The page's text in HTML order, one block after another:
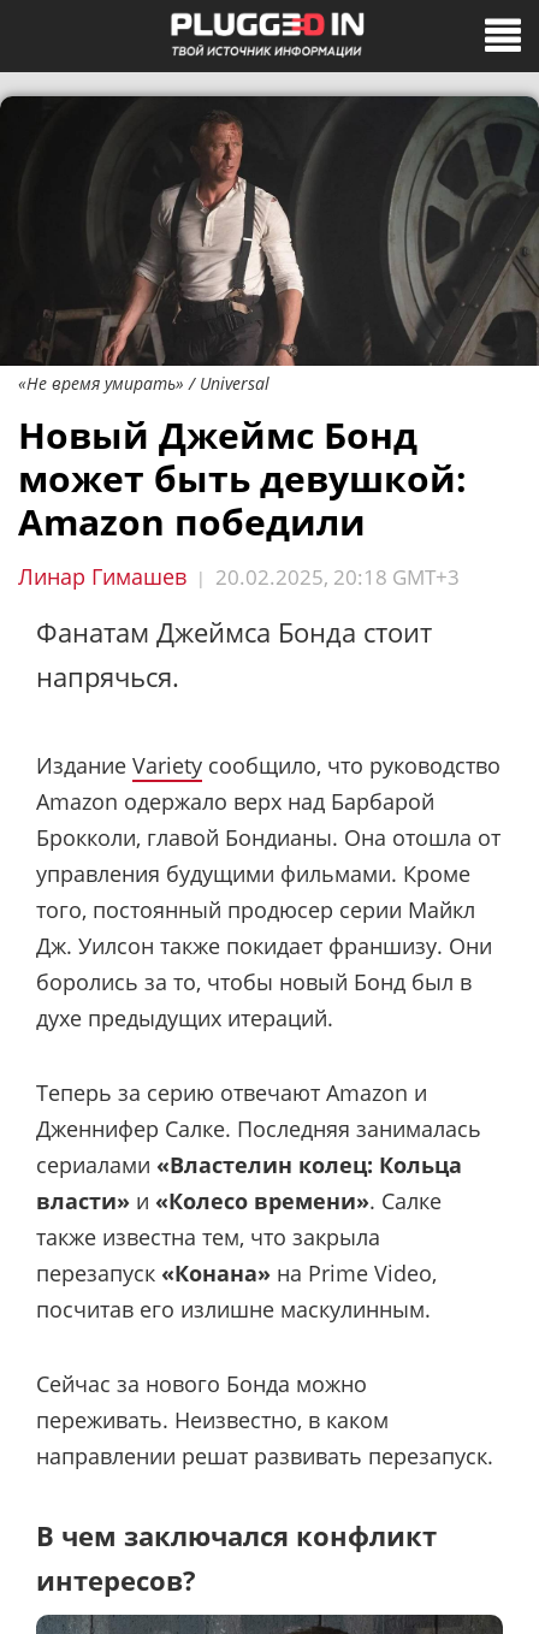
«Не время умирать» / Universal
Новый Джеймс Бонд
может быть девушкой:
Amazon победили
Линар Гимашев | 20.02.2025, 20:18 GMT+3
Фанатам Джеймса Бонда стоит
напрячься.
Издание Variety сообщило, что руководство
Amazon одержало верх над Барбарой
Брокколи, главой Бондианы. Она отошла от
управления будущими фильмами. Кроме
того, постоянный продюсер серии Майкл
Дж. Уилсон также покидает франшизу. Они
боролись за то, чтобы новый Бонд был в
духе предыдущих итераций.
Теперь за серию отвечают Amazon и
Дженнифер Салке. Последняя занималась
сериалами «Властелин колец: Кольца
власти» и «Колесо времени». Салке
также известна тем, что закрыла
перезапуск «Конана» на Prime Video,
посчитав его излишне маскулинным.
Сейчас за нового Бонда можно
переживать. Неизвестно, в каком
направлении решат развивать перезапуск.
В чем заключался конфликт
интересов?